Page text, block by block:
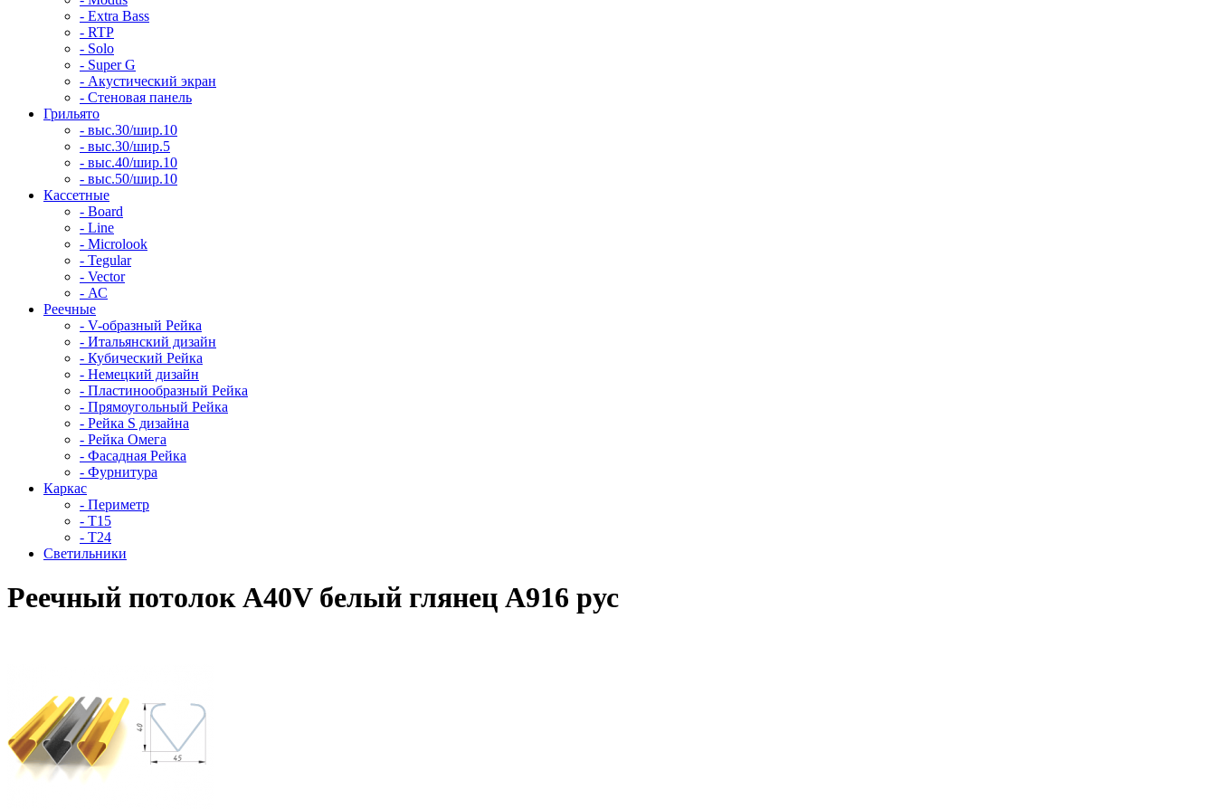
- Extra Bass
- RTP
- Solo
- Super G
- Акустический экран
- Стеновая панель
Грильято
- выс.30/шир.10
- выс.30/шир.5
- выс.40/шир.10
- выс.50/шир.10
Кассетные
- Board
- Line
- Microlook
- Tegular
- Vector
- АС
Реечные
- V-образный Рейка
- Итальянский дизайн
- Кубический Рейка
- Немецкий дизайн
- Пластинообразный Рейка
- Прямоугольный Рейка
- Рейка S дизайна
- Рейка Омега
- Фасадная Рейка
- Фурнитура
Каркас
- Периметр
- Т15
- Т24
Светильники
Реечный потолок A40V белый глянец A916 рус